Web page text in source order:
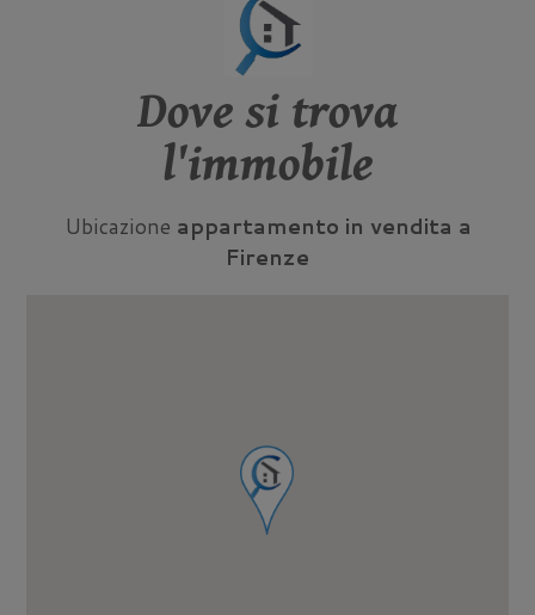
Dove si trova
l'immobile
Ubicazione appartamento in vendita a
Firenze